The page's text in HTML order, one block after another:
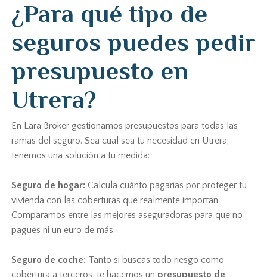
¿Para qué tipo de
seguros puedes pedir
presupuesto en
Utrera?
En Lara Broker gestionamos presupuestos para todas las
ramas del seguro. Sea cual sea tu necesidad en Utrera,
tenemos una solución a tu medida:
Seguro de hogar: Calcula cuánto pagarías por proteger tu
vivienda con las coberturas que realmente importan.
Comparamos entre las mejores aseguradoras para que no
pagues ni un euro de más.
Seguro de coche: Tanto si buscas todo riesgo como
cobertura a terceros, te hacemos un presupuesto de